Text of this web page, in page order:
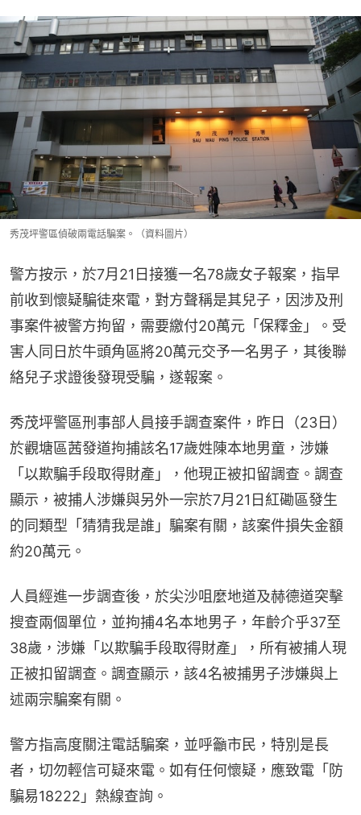
秀茂坪警區偵破兩電話騙案。（資料圖片）
警方按示，於7月21日接獲一名78歲女子報案，指早
前收到懷疑騙徒來電，對方聲稱是其兒子，因涉及刑
事案件被警方拘留，需要繳付20萬元「保釋金」。受
害人同日於牛頭角區將20萬元交予一名男子，其後聯
絡兒子求證後發現受騙，遂報案。
秀茂坪警區刑事部人員接手調查案件，昨日（23日）
於觀塘區茜發道拘捕該名17歲姓陳本地男童，涉嫌
「以欺騙手段取得財產」，他現正被扣留調查。調查
顯示，被捕人涉嫌與另外一宗於7月21日紅磡區發生
的同類型「猜猜我是誰」騙案有關，該案件損失金額
約20萬元。
人員經進一步調查後，於尖沙咀麼地道及赫德道突擊
搜查兩個單位，並拘捕4名本地男子，年齡介乎37至
38歲，涉嫌「以欺騙手段取得財產」，所有被捕人現
正被扣留調查。調查顯示，該4名被捕男子涉嫌與上
述兩宗騙案有關。
警方指高度關注電話騙案，並呼籲市民，特別是長
者，切勿輕信可疑來電。如有任何懷疑，應致電「防
騙易18222」熱線查詢。